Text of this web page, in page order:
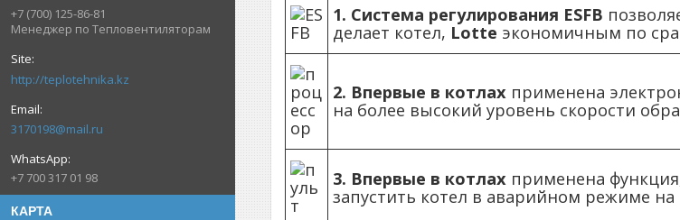
+7 (700) 125-86-81
Менеджер по Тепловентиляторам
http://teplotehnika.kz
3170198@mail.ru
+7 700 317 01 98
КАРТА
1. Система регулирования ESFB
делает котел, Lotte экономичным по
2. Впервые в котлах применена
на более высокий уровень скорости
3. Впервые в котлах применена
запустить котел в аварийном режиме на